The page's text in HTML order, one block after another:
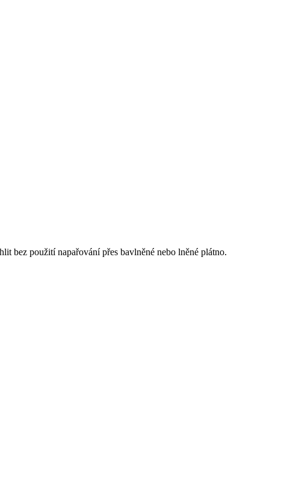
bez použití napařování přes bavlněné nebo lněné plátno.